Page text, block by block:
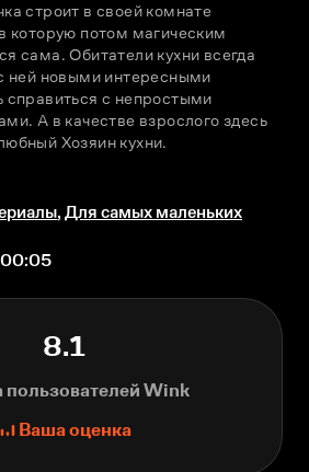
строит в своей комнате
которую потом магическим
сама. Обитатели кухни всегда
ней новыми интересными
справиться с непростыми
А в качестве взрослого здесь
Хозяин кухни.
,Для самых маленьких
8.1
пользователей Wink
Ваша оценка